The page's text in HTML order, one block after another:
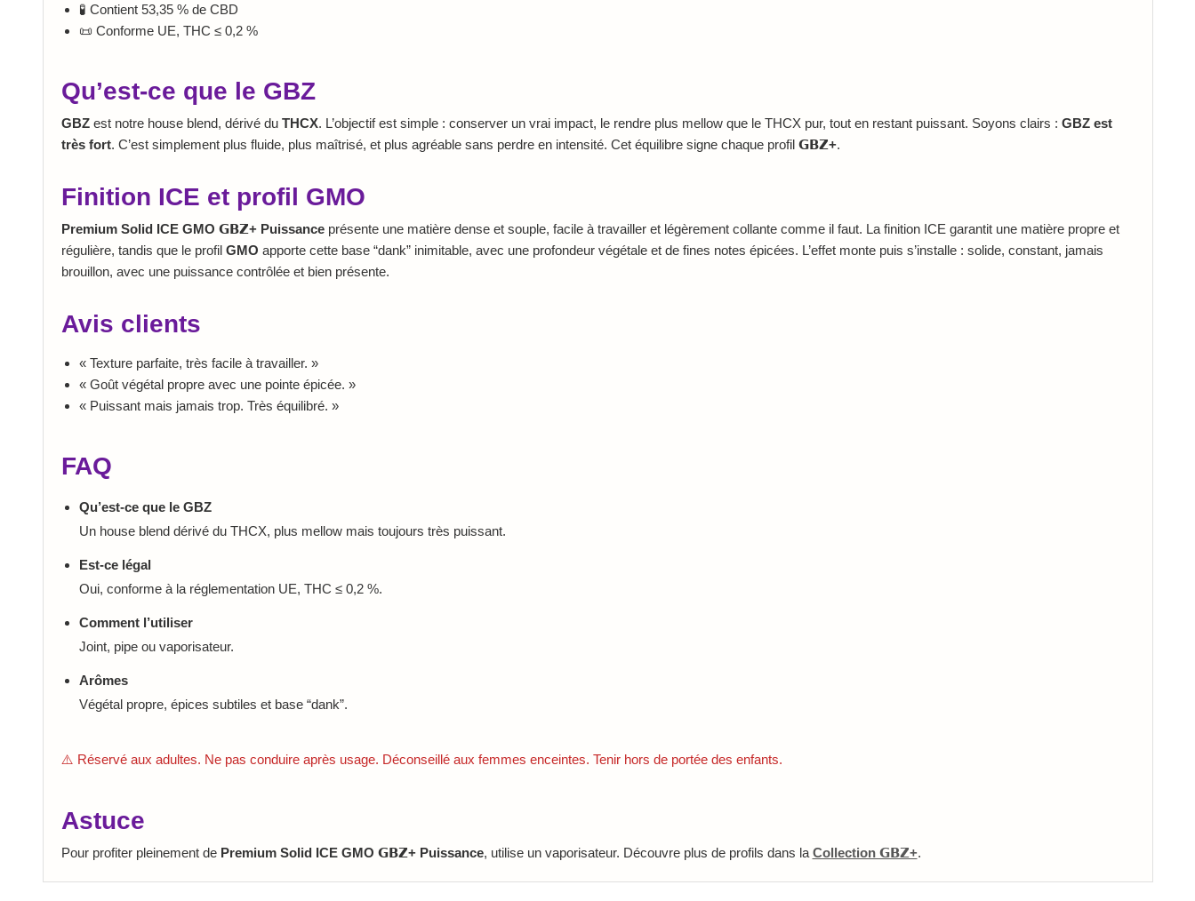
🧪 Contient 53,35 % de CBD
📜 Conforme UE, THC ≤ 0,2 %
Qu’est-ce que le GBZ
GBZest notre house blend, dérivé du THCX. L’objectif est simple : conserver un vrai impact, le rendre plus mellow que le THCX pur, tout en restant puissant. Soyons clairs : GBZ est
très fort. C’est simplement plus fluide, plus maîtrisé, et plus agréable sans perdre en intensité. Cet équilibre signe chaque profil 𝗚𝗕𝗭+.
Finition ICE et profil GMO
Premium Solid ICE GMO 𝗚𝗕𝗭+ Puissanceprésente une matière dense et souple, facile à travailler et légèrement collante comme il faut. La finition ICE garantit une matière propre et
régulière, tandis que le profil GMO apporte cette base “dank” inimitable, avec une profondeur végétale et de fines notes épicées. L’effet monte puis s’installe : solide, constant, jamais
brouillon, avec une puissance contrôlée et bien présente.
Avis clients
« Texture parfaite, très facile à travailler. »
« Goût végétal propre avec une pointe épicée. »
« Puissant mais jamais trop. Très équilibré. »
FAQ
Qu’est-ce que le GBZ
Un house blend dérivé du THCX, plus mellow mais toujours très puissant.
Est-ce légal
Oui, conforme à la réglementation UE, THC ≤ 0,2 %.
Comment l’utiliser
Joint, pipe ou vaporisateur.
Arômes
Végétal propre, épices subtiles et base “dank”.
⚠️ Réservé aux adultes. Ne pas conduire après usage. Déconseillé aux femmes enceintes. Tenir hors de portée des enfants.
Astuce
Pour profiter pleinement de Premium Solid ICE GMO 𝗚𝗕𝗭+ Puissance, utilise un vaporisateur. Découvre plus de profils dans laCollection 𝗚𝗕𝗭+.